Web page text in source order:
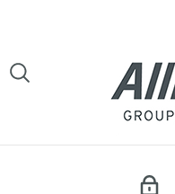
recherche
principal